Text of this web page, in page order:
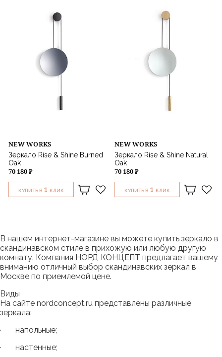
NEW WORKS
Зеркало Rise & Shine Burned
Oak
70 180 ₽
КУПИТЬ В 1 КЛИК
NEW WORKS
Зеркало Rise & Shine Natural
Oak
70 180 ₽
КУПИТЬ В 1 КЛИК
В нашем интернет-магазине вы можете купить зеркало в
скандинавском стиле в прихожую или любую другую
комнату. Компания НОРД КОНЦЕПТ предлагает вашему
вниманию отличный выбор скандинавских зеркал в
Москве по приемлемой цене.
Виды
На сайте nordconcept.ru представлены различные
зеркала:
· напольные;
· настенные;